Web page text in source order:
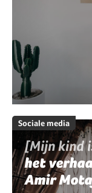
Sociale media
[Mijn kind
het
Amir